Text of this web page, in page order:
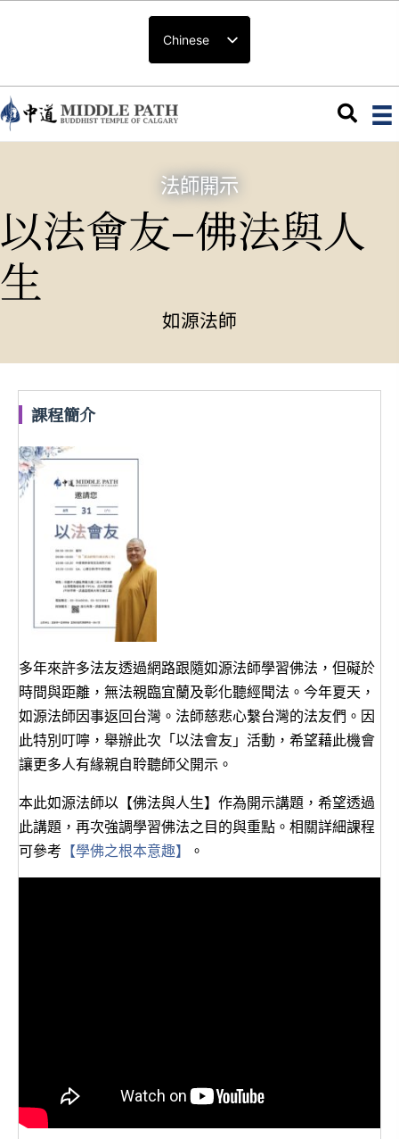
Chinese
法師開示
以法會友–佛法與人
生
如源法師
課程簡介
多年來許多法友透過網路跟隨如源法師學習佛法，但礙於
時間與距離，無法親臨宜蘭及彰化聽經聞法。今年夏天，
如源法師因事返回台灣。法師慈悲心繫台灣的法友們。因
此特別叮嚀，舉辦此次「以法會友」活動，希望藉此機會
讓更多人有緣親自聆聽師父開示。
本此如源法師以【佛法與人生】作為開示講題，希望透過
此講題，再次強調學習佛法之目的與重點。相關詳細課程
可參考 【學佛之根本意趣】 。